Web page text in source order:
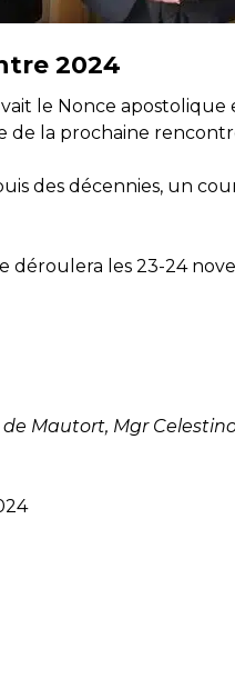
2024
le Nonce apostolique
la prochaine
des décennies, un
déroulera les 23-24
Mautort, Mgr